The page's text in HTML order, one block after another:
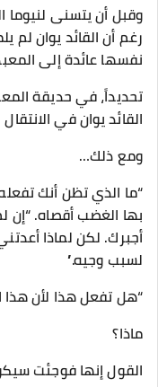
وقبل أن يتسنى
رغم أن القائد يوان
نفسها عائدة إلى
تحديداً، في حديقة
القائد يوان في
ومع ذلك…
“ما الذي تظن أنك
بها الغضب أقصاه. “إن
أجبرك. لكن لماذا
لسبب وجيه.”
“هل تفعل هذا لأن هذا
ماذا؟
القول إنها فوجئت